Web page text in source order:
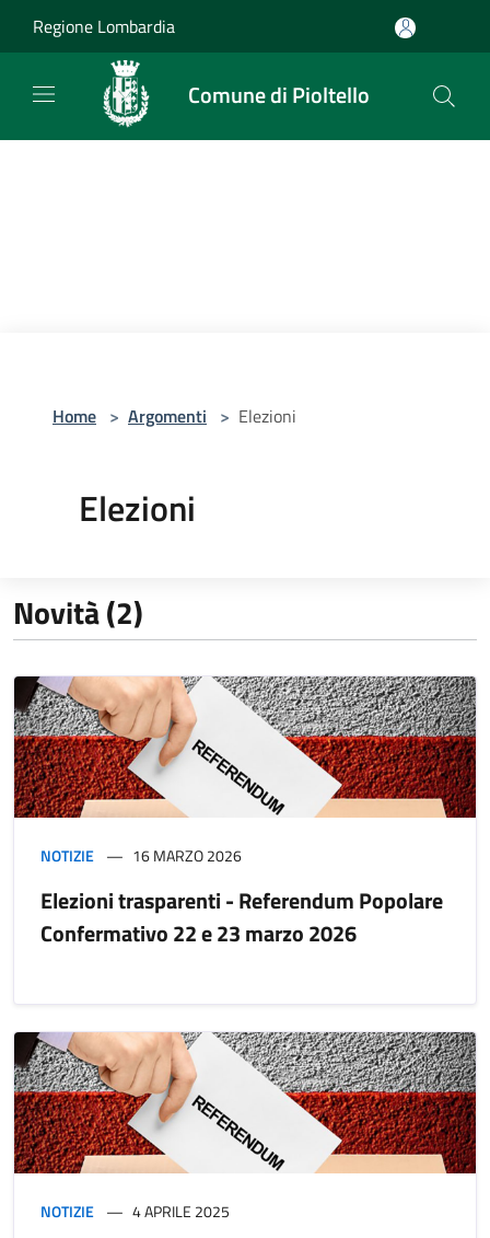
Regione Lombardia
Comune di Pioltello
Home > Argomenti > Elezioni
Elezioni
Novità (2)
NOTIZIE 16 MARZO 2026
Elezioni trasparenti - Referendum Popolare
Confermativo 22 e 23 marzo 2026
NOTIZIE 4 APRILE 2025